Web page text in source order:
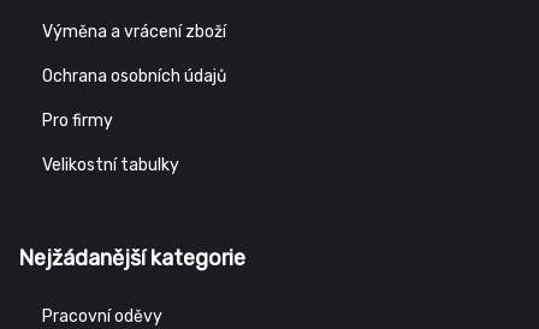
Výměna a vrácení zboží
Ochrana osobních údajů
Pro firmy
Velikostní tabulky
Nejžádanější kategorie
Pracovní oděvy